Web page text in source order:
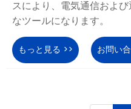
スにより、電気通信およ
なツールになります。
もっと見る >> お問い